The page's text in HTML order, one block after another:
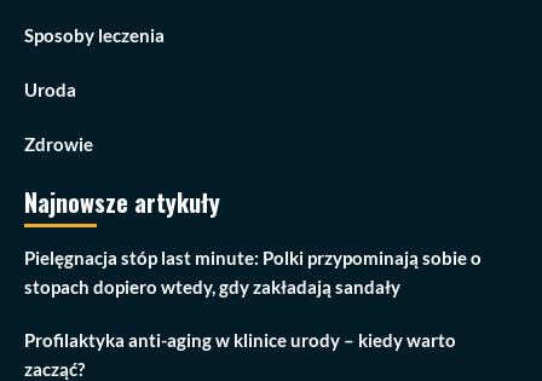
Sposoby leczenia
Uroda
Zdrowie
Najnowsze artykuły
Pielęgnacja stóp last minute: Polki przypominają sobie o
stopach dopiero wtedy, gdy zakładają sandały
Profilaktyka anti-aging w klinice urody – kiedy warto
zacząć?